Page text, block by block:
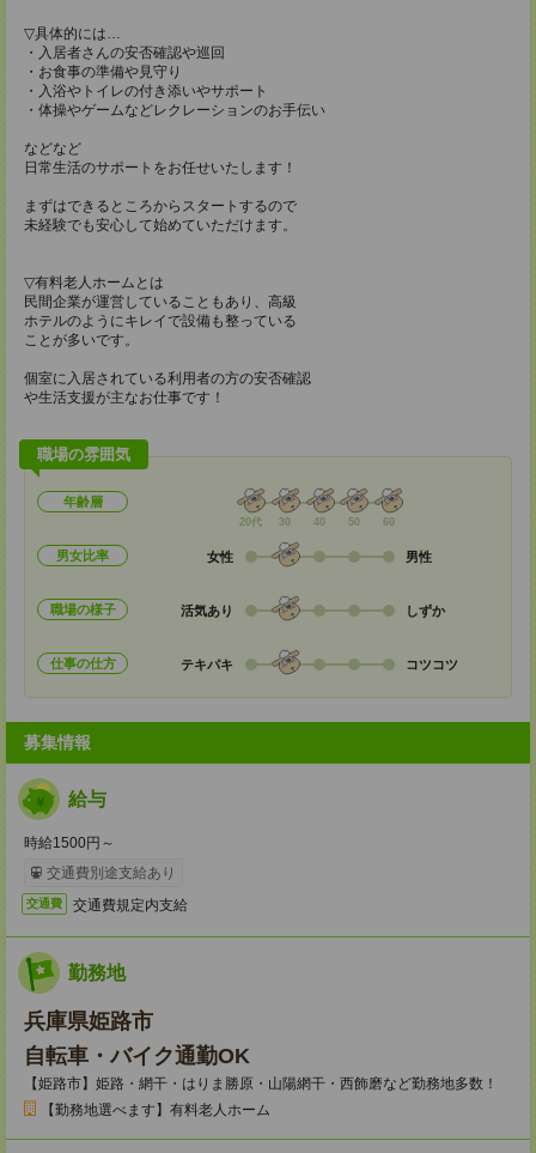
▽具体的には…
・入居者さんの安否確認や巡回
・お食事の準備や見守り
・入浴やトイレの付き添いやサポート
・体操やゲームなどレクレーションのお手伝い
などなど
日常生活のサポートをお任せいたします！
まずはできるところからスタートするので
未経験でも安心して始めていただけます。
▽有料老人ホームとは
民間企業が運営していることもあり、高級
ホテルのようにキレイで設備も整っている
ことが多いです。
個室に入居されている利用者の方の安否確認
や生活支援が主なお仕事です！
職場の雰囲気
年齢層
20代 30 40 50 60
男女比率 女性 男性
職場の様子 活気あり しずか
仕事の仕方 テキパキ コツコツ
募集情報
給与
時給1500円～
交通費別途支給あり
交通費 交通費規定内支給
勤務地
兵庫県姫路市
自転車・バイク通勤OK
【姫路市】姫路・網干・はりま勝原・山陽網干・西飾磨など勤務地多数！
【勤務地選べます】有料老人ホーム